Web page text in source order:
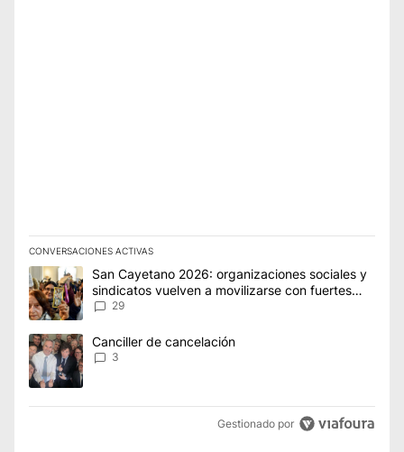
CONVERSACIONES ACTIVAS
Este listado muestra los artículos con más comentarios en los
Un artículo de tendencia con el título "San Cayetano 2026:
San Cayetano 2026: organizaciones sociales y
sindicatos vuelven a movilizarse con fuertes
reclamos al Gobierno
29
Un artículo de tendencia con el título "Canciller de
Canciller de cancelación
3
Gestionado por